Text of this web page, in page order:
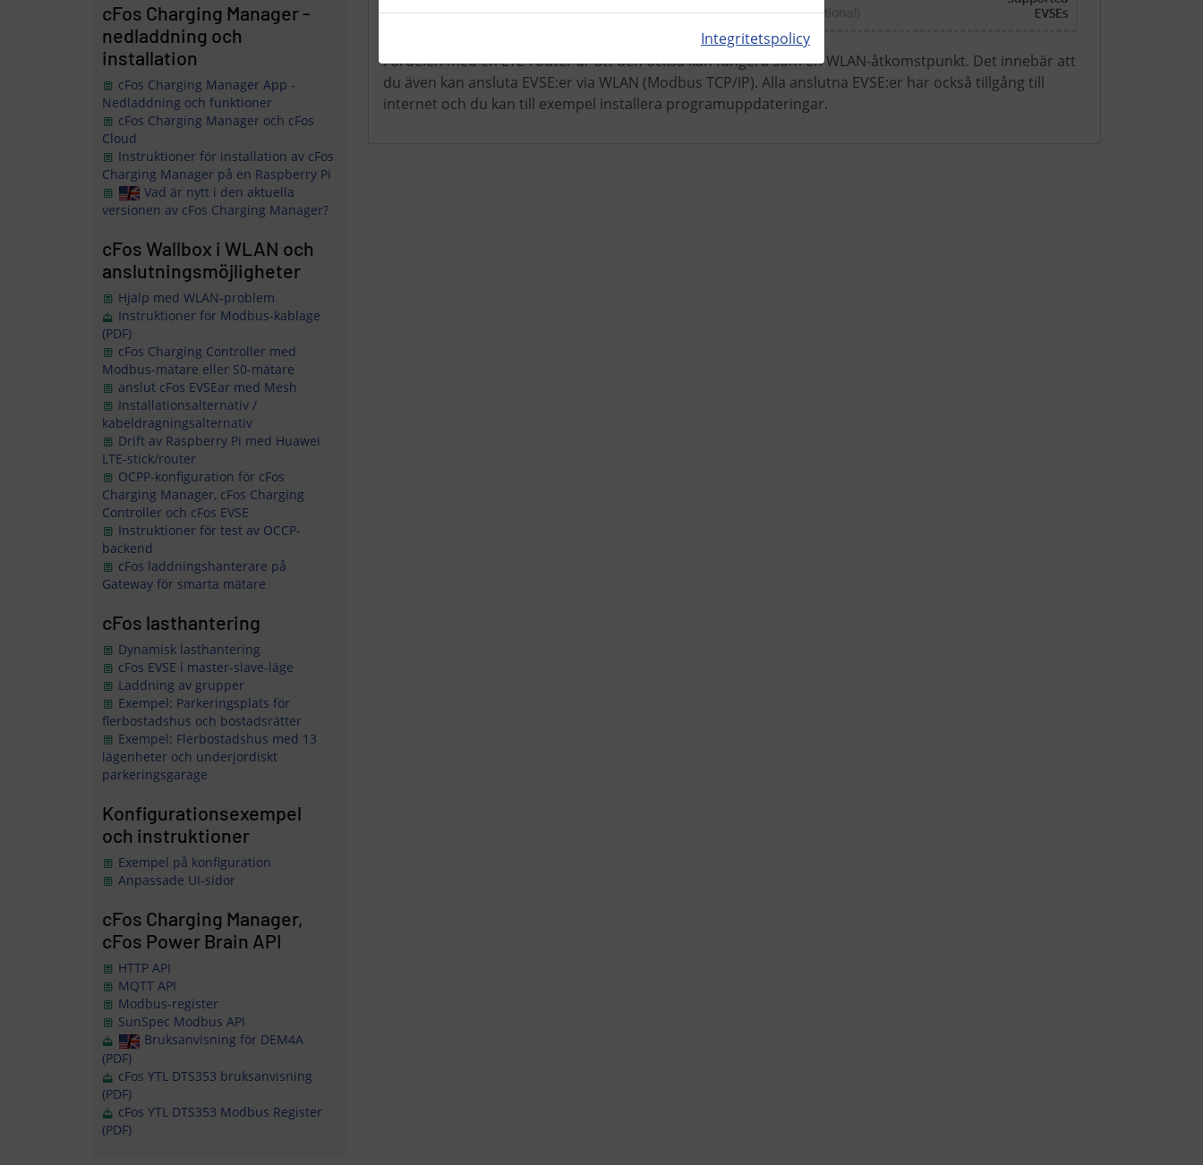
cFos Charging Manager -
nedladdning och
installation
cFos Charging Manager App -
Nedladdning och funktioner
cFos Charging Manager och cFos
Cloud
Instruktioner för installation av cFos
Charging Manager på en Raspberry Pi
Vad är nytt i den aktuella
versionen av cFos Charging Manager?
cFos Wallbox i WLAN och
anslutningsmöjligheter
Hjälp med WLAN-problem
Instruktioner för Modbus-kablage
(PDF)
cFos Charging Controller med
Modbus-mätare eller S0-mätare
anslut cFos EVSEar med Mesh
Installationsalternativ /
kabeldragningsalternativ
Drift av Raspberry Pi med Huawei
LTE-stick/router
OCPP-konfiguration för cFos
Charging Manager, cFos Charging
Controller och cFos EVSE
Instruktioner för test av OCCP-
backend
cFos laddningshanterare på
Gateway för smarta mätare
cFos lasthantering
Dynamisk lasthantering
cFos EVSE i master-slave-läge
Laddning av grupper
Exempel: Parkeringsplats för
flerbostadshus och bostadsrätter
Exempel: Flerbostadshus med 13
lägenheter och underjordiskt
parkeringsgarage
Konfigurationsexempel
och instruktioner
Exempel på konfiguration
Anpassade UI-sidor
cFos Charging Manager,
cFos Power Brain API
HTTP API
MQTT API
Modbus-register
SunSpec Modbus API
Bruksanvisning för DEM4A
(PDF)
cFos YTL DTS353 bruksanvisning
(PDF)
cFos YTL DTS353 Modbus Register
(PDF)
Fördelen med en LTE-router är att den också kan fungera som en WLAN-åtkomstpunkt. Det innebär att
du även kan ansluta EVSE:er via WLAN (Modbus TCP/IP). Alla anslutna EVSE:er har också tillgång till
internet och du kan till exempel installera programuppdateringar.
Integritetspolicy